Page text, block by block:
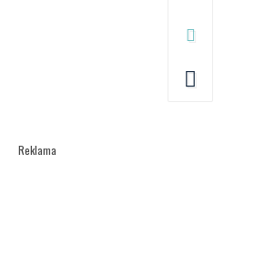
Reklama